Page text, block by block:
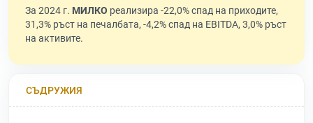
За 2024 г. МИЛКО реализира -22,0% спад на приходите,
31,3% ръст на печалбата, -4,2% спад на EBITDA, 3,0% ръст
на активите.
СЪДРУЖИЯ